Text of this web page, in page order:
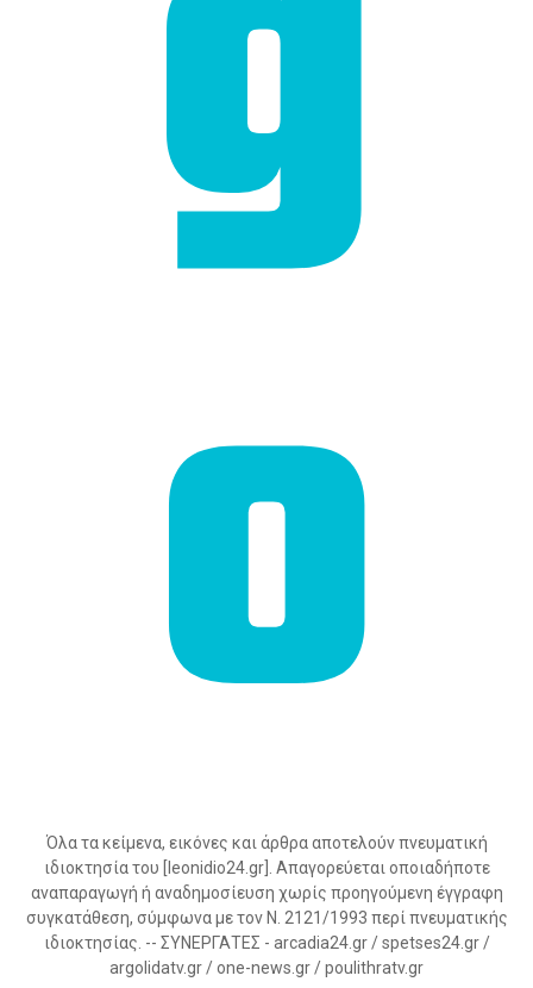
Όλα τα κείμενα, εικόνες και άρθρα αποτελούν πνευματική
ιδιοκτησία του [leonidio24.gr]. Απαγορεύεται οποιαδήποτε
αναπαραγωγή ή αναδημοσίευση χωρίς προηγούμενη έγγραφη
συγκατάθεση, σύμφωνα με τον Ν. 2121/1993 περί πνευματικής
ιδιοκτησίας. -- ΣΥΝΕΡΓΑΤΕΣ - arcadia24.gr / spetses24.gr /
argolidatv.gr / one-news.gr / poulithratv.gr